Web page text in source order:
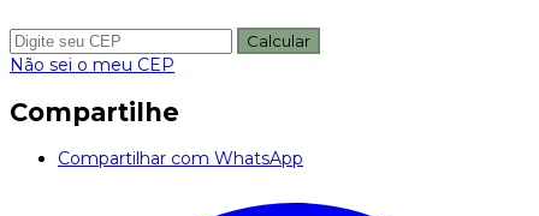
Calcular
Não sei o meu CEP
Compartilhe
Compartilhar com WhatsApp